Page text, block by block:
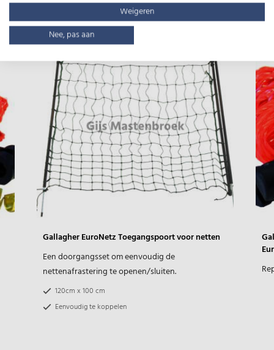
Gerelateerde producten
Gallagher EuroNetz Toegangspoort voor netten
Een doorgangsset om eenvoudig de
nettenafrastering te openen/sluiten.
120cm x 100 cm
Eenvoudig te koppelen
Weigeren
Nee, pas aan